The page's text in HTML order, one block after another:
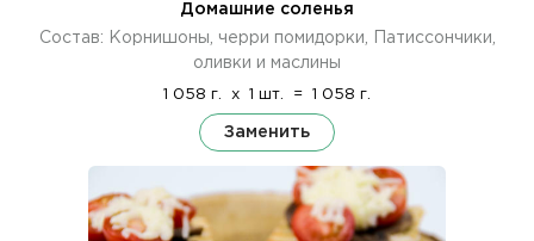
Домашние соленья
Состав: Корнишоны, черри помидорки, Патиссончики,
оливки и маслины
1 058 г. x 1 шт. = 1 058 г.
Заменить